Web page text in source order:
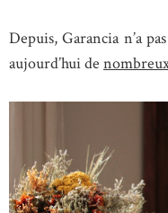
Depuis, Garancia n’a
aujourd’hui de